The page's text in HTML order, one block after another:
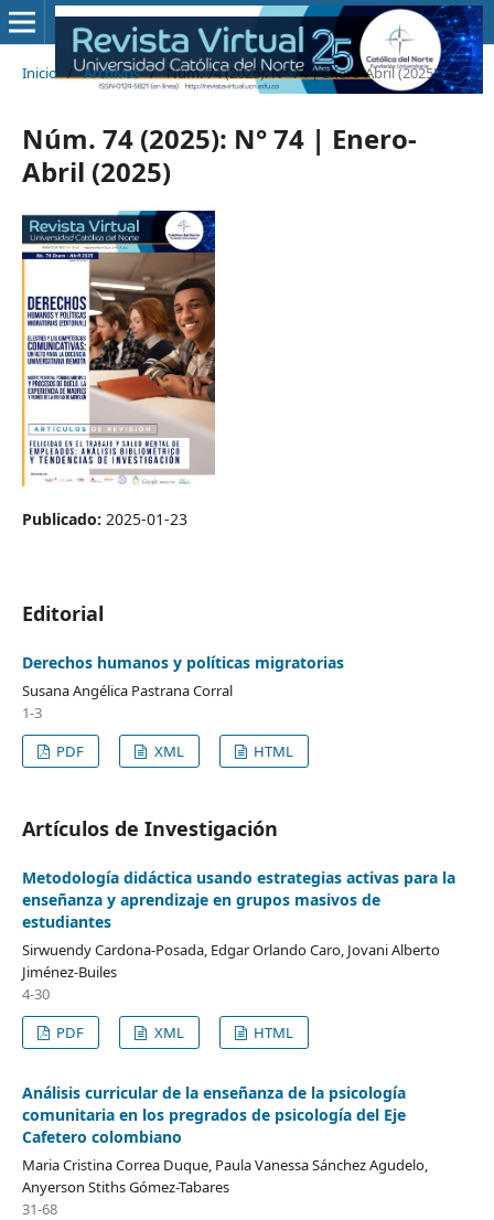
Inicio / Archivos / Núm. 74 (2025): N° 74 | Enero-Abril (2025)
Núm. 74 (2025): N° 74 | Enero-
Abril (2025)
Publicado: 2025-01-23
Editorial
Derechos humanos y políticas migratorias
Susana Angélica Pastrana Corral
1-3
PDF
XML HTML
Artículos de Investigación
Metodología didáctica usando estrategias activas para la
enseñanza y aprendizaje en grupos masivos de
estudiantes
Sirwuendy Cardona-Posada, Edgar Orlando Caro, Jovani Alberto
Jiménez-Builes
4-30
PDF
XML HTML
Análisis curricular de la enseñanza de la psicología
comunitaria en los pregrados de psicología del Eje
Cafetero colombiano
Maria Cristina Correa Duque, Paula Vanessa Sánchez Agudelo,
Anyerson Stiths Gómez-Tabares
31-68